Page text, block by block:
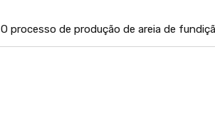
O processo de produção de areia de